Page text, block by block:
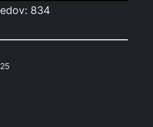
834